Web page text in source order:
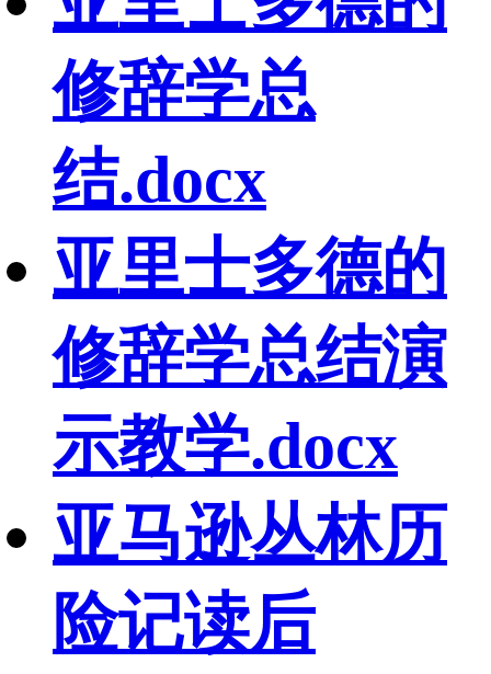
修辞学总
结.docx
亚里士多德的
修辞学总结演
示教学.docx
亚马逊丛林历
险记读后